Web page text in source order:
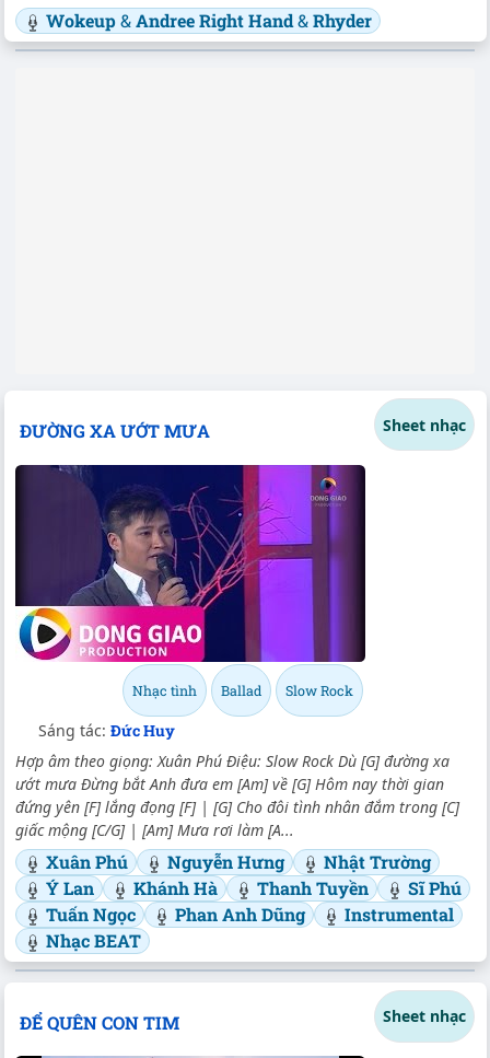
Wokeup&Andree Right Hand&Rhyder
ĐƯỜNG XA ƯỚT MƯA Sheet nhạc
Nhạc tình Ballad Slow Rock
Sáng tác: Đức Huy
Hợp âm theo giọng: Xuân Phú Điệu: Slow Rock Dù [G] đường xa
ướt mưa Đừng bắt Anh đưa em [Am] về [G] Hôm nay thời gian
đứng yên [F] lắng đọng [F] | [G] Cho đôi tình nhân đắm trong [C]
giấc mộng [C/G] | [Am] Mưa rơi làm [A...
Xuân Phú Nguyễn Hưng
Nhật Trường
Ý Lan
Khánh Hà Thanh Tuyền
Sĩ Phú
Tuấn Ngọc
Phan Anh Dũng
Instrumental
Nhạc BEAT
ĐỂ QUÊN CON TIM Sheet nhạc